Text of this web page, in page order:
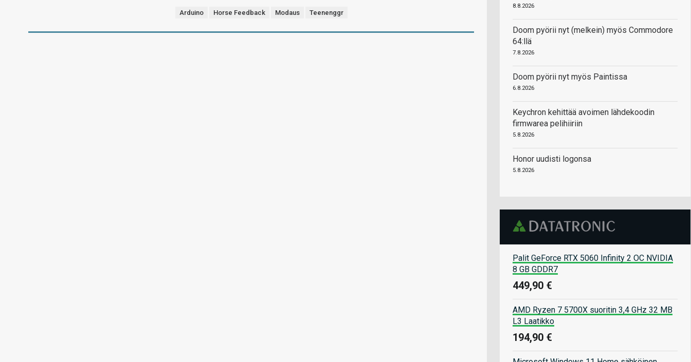
Arduino Horse Feedback Modaus Teenenggr
8.8.2026
Doom pyörii nyt (melkein) myös Commodore
64:llä
7.8.2026
Doom pyörii nyt myös Paintissa
6.8.2026
Keychron kehittää avoimen lähdekoodin
firmwarea pelihiiriin
5.8.2026
Honor uudisti logonsa
5.8.2026
Palit GeForce RTX 5060 Infinity 2 OC NVIDIA
8 GB GDDR7
449,90 €
AMD Ryzen 7 5700X suoritin 3,4 GHz 32 MB
L3 Laatikko
194,90 €